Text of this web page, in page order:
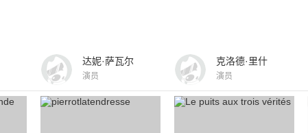
达妮·萨瓦尔
演员
克洛德·里什
演员